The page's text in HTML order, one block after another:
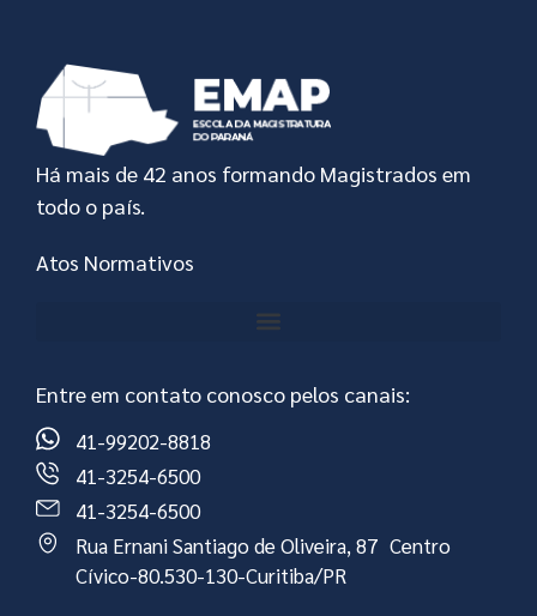
Há mais de 42 anos formando Magistrados em
todo o país.
Atos Normativos
Entre em contato conosco pelos canais:
41-99202-8818
41-3254-6500
41-3254-6500
Rua Ernani Santiago de Oliveira, 87 Centro
Cívico-80.530-130-Curitiba/PR